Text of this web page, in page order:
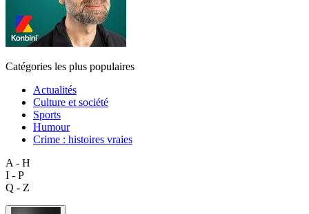
Catégories les plus populaires
Actualités
Culture et société
Sports
Humour
Crime : histoires vraies
A - H
I - P
Q - Z